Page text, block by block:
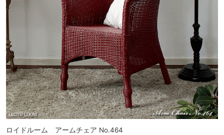
ロイドルーム アームチェア No.464